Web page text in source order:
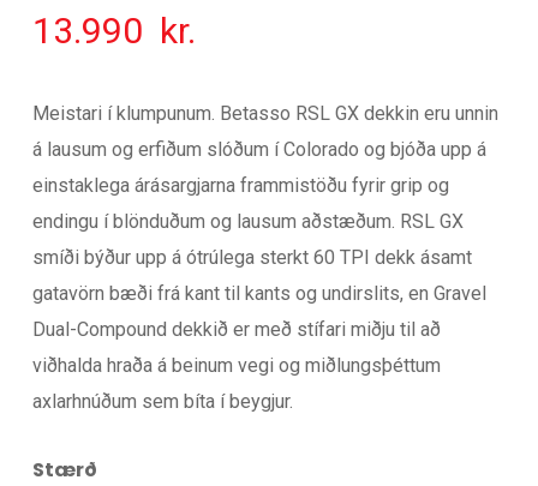
13.990 kr.
Meistari í klumpunum. Betasso RSL GX dekkin eru unnin
á lausum og erfiðum slóðum í Colorado og bjóða upp á
einstaklega árásargjarna frammistöðu fyrir grip og
endingu í blönduðum og lausum aðstæðum. RSL GX
smíði býður upp á ótrúlega sterkt 60 TPI dekk ásamt
gatavörn bæði frá kant til kants og undirslits, en Gravel
Dual-Compound dekkið er með stífari miðju til að
viðhalda hraða á beinum vegi og miðlungsþéttum
axlarhnúðum sem bíta í beygjur.
Stærð